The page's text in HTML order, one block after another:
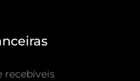
recebíveis